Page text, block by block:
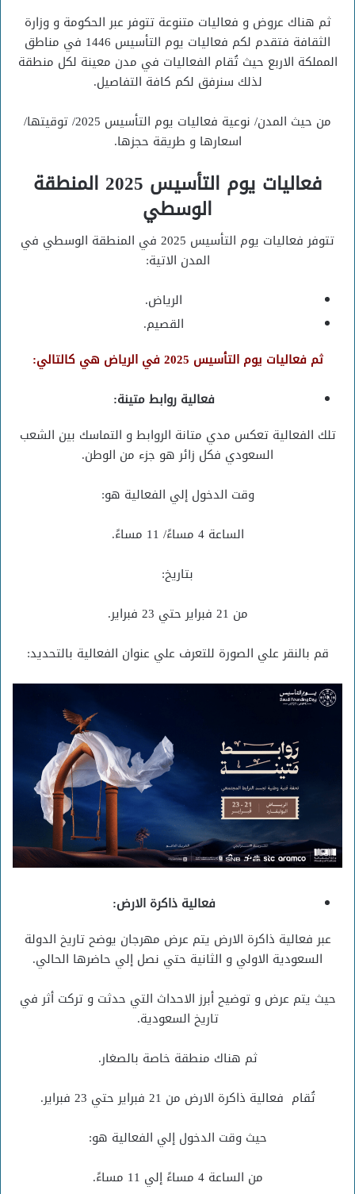
ثم هناك عروض و فعاليات متنوعة تتوفر عبر الحكومة و وزارة
الثقافة فتقدم لكم فعاليات يوم التأسيس 1446 في مناطق
المملكة الاربع حيث تُقام الفعاليات في مدن معينة لكل منطقة
لذلك سنرفق لكم كافة التفاصيل.
من حيث المدن/ نوعية فعاليات يوم التأسيس 2025/ توقيتها/
اسعارها و طريقة حجزها.
فعاليات يوم التأسيس 2025 المنطقة
الوسطي
تتوفر فعاليات يوم التأسيس 2025 في المنطقة الوسطي في
المدن الاتية:
الرياض.
القصيم.
ثم فعاليات يوم التأسيس 2025 في الرياض هي كالتالي:
فعالية روابط متينة:
تلك الفعالية تعكس مدي متانة الروابط و التماسك بين الشعب
السعودي فكل زائر هو جزء من الوطن.
وقت الدخول إلي الفعالية هو:
الساعة 4 مساءً/ 11 مساءً.
بتاريخ:
من 21 فبراير حتي 23 فبراير.
قم بالنقر علي الصورة للتعرف علي عنوان الفعالية بالتحديد:
فعالية ذاكرة الارض:
عبر فعالية ذاكرة الارض يتم عرض مهرجان يوضح تاريخ الدولة
السعودية الاولي و الثانية حتي نصل إلي حاضرها الحالي.
حيث يتم عرض و توضيح أبرز الاحداث التي حدثت و تركت أثر في
تاريخ السعودية.
ثم هناك منطقة خاصة بالصغار.
تُقام فعالية ذاكرة الارض من 21 فبراير حتي 23 فبراير.
حيث وقت الدخول إلي الفعالية هو:
من الساعة 4 مساءً إلي 11 مساءً.